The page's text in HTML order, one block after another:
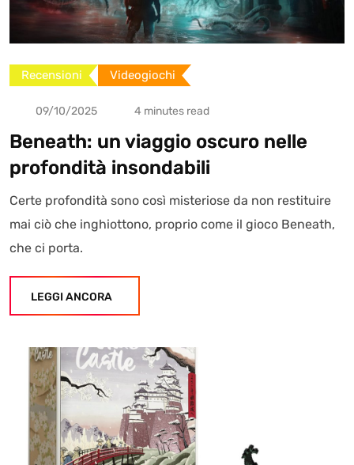
Recensioni Videogiochi
09/10/2025 4 minutes read
Beneath: un viaggio oscuro nelle
profondità insondabili
Certe profondità sono così misteriose da non restituire
mai ciò che inghiottono, proprio come il gioco Beneath,
che ci porta.
LEGGI ANCORA